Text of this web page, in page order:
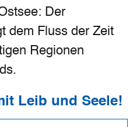
Der
dem Fluss der Zeit
Regionen
Leib und Seele!